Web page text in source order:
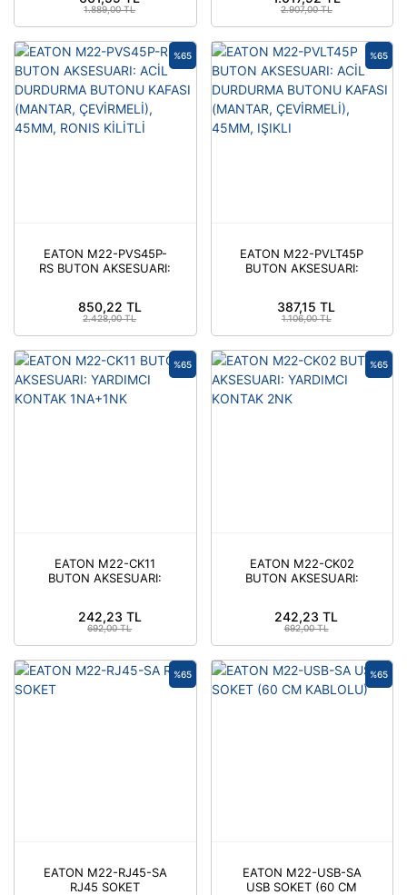
1.889,00 TL 2.907,00 TL
EATON M22-PVS45P-
RS BUTON AKSESUARI:
(MANTAR, ÇEVİRMELİ),
45MM, RONIS KİLİTLİ
%65
850,22 TL
2.428,00 TL
EATON M22-PVLT45P
BUTON AKSESUARI:
(MANTAR, ÇEVİRMELİ),
45MM, IŞIKLI
%65
387,15 TL
1.106,00 TL
EATON M22-CK11
BUTON AKSESUARI:
%65
242,23 TL
692,00 TL
EATON M22-CK02
BUTON AKSESUARI:
%65
242,23 TL
692,00 TL
EATON M22-RJ45-SA
RJ45 SOKET
%65
EATON M22-USB-SA
USB SOKET (60 CM
%65